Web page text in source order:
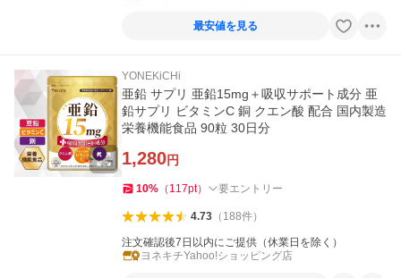
最安値を見る
YONEKiCHi
亜鉛 サプリ 亜鉛15mg＋吸収サポート成分 亜
鉛サプリ ビタミンC 銅 クエン酸 配合 国内製造
栄養機能食品 90粒 30日分
1,280円
10% （ 117pt） 要エントリー
4.73（ 188件）
注文確認後7日以内にご提供（休業日を除く）
ヨネキチYahoo!ショッピング店